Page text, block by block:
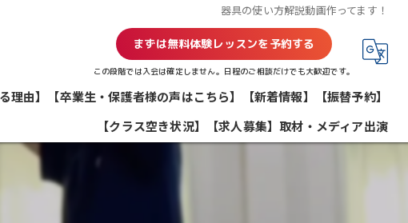
器具の使い方解説動画作ってます！
まずは無料体験レッスンを予約する
この段階では入会は確定しません。日程のご相談だけでも大歓迎です。
理由】 【卒業生・保護者様の声はこちら】 【新着情報】
【振替予約】
【クラス空き状況】
【求人募集】取材・メディア出演